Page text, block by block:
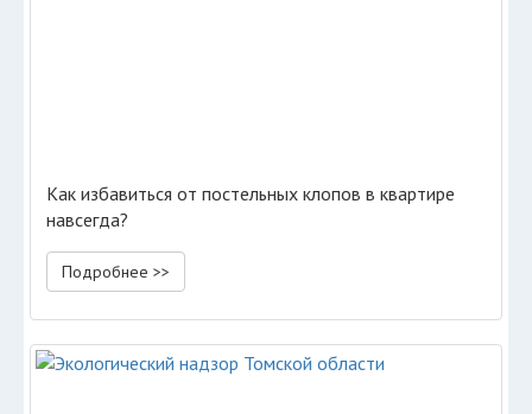
Как избавиться от постельных клопов в квартире
навсегда?
Подробнее >>